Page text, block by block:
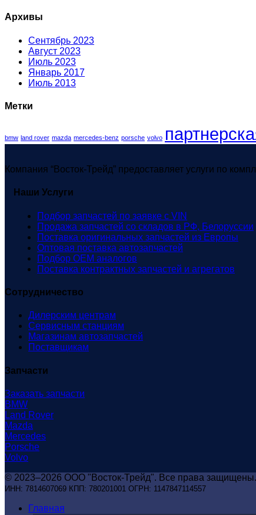
Архивы
Сентябрь 2023
Август 2023
Июль 2023
Январь 2017
Июль 2013
Метки
bmw land rover mazda mercedes-benz porsche volvo
Компания “Восток-Трейд” предоставляет услуги по
Наши Услуги
Подбор запчастей по заявке с VIN
Продажа запчастей со складов в РФ, Белоруссии
Поставка оригинальных запчастей из Европы
Оптовая поставка автозапчастей
Подбор OEM аналогов
Поставка контрактных запчастей и агрегатов
Сотрудничество
Дилерским центрам
Сервисным станциям
Магазинам автозапчастей
Поставщикам
Запчасти
Заказать запчасти
BMW
Land Rover
Mazda
Mercedes
Porsche
Volvo
© 2023–2026 ООО "Восток-Трейд". Все права защищены.
ИНН: 7814607069 КПП: 780201001 ОГРН: 1147847114557
Главная